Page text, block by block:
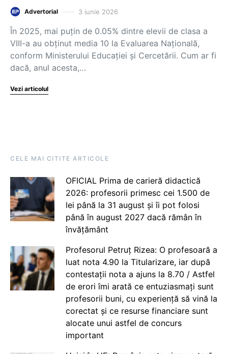
Advertorial 3 iunie 2026
În 2025, mai puțin de 0.05% dintre elevii de clasa a
VIII-a au obținut media 10 la Evaluarea Națională,
conform Ministerului Educației și Cercetării. Cum ar fi
dacă, anul acesta,…
Vezi articolul
CELE MAI CITITE ARTICOLE
OFICIAL Prima de carieră didactică
2026: profesorii primesc cei 1.500 de
lei până la 31 august și îi pot folosi
până în august 2027 dacă rămân în
învățământ
Profesorul Petruț Rizea: O profesoară a
luat nota 4.90 la Titularizare, iar după
contestații nota a ajuns la 8.70 / Astfel
de erori îmi arată ce entuziasmați sunt
profesorii buni, cu experiență să vină la
corectat și ce resurse financiare sunt
alocate unui astfel de concurs
important